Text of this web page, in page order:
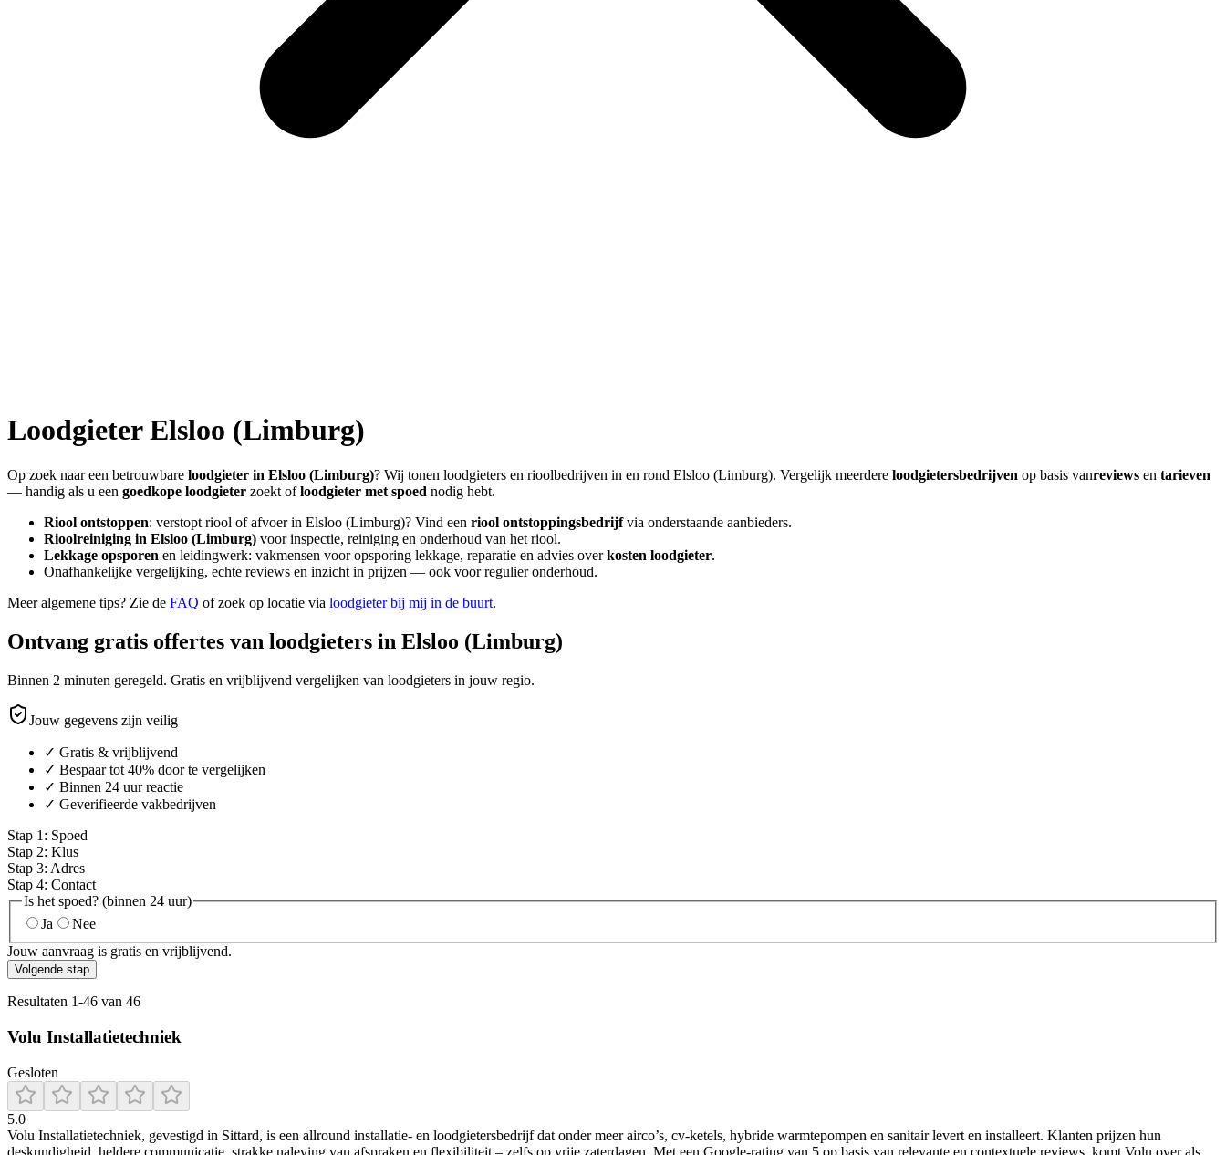
LoodgieterElsloo (Limburg)
Op zoek naar een betrouwbare loodgieter in Elsloo (Limburg)? Wij tonen loodgieters en rioolbedrijven in en rond Elsloo (Limburg). Vergelijk meerdere loodgietersbedrijven op basis vanreviews en tarieven
— handig als u een goedkope loodgieter zoekt ofloodgieter met spoed nodig hebt.
Riool ontstoppen: verstopt riool of afvoer in Elsloo (Limburg)? Vind een riool ontstoppingsbedrijfvia onderstaande aanbieders.
Rioolreiniging in Elsloo (Limburg) voor inspectie, reiniging en onderhoud van het riool.
Lekkage opsporen en leidingwerk: vakmensen voor opsporing lekkage, reparatie en advies overkosten loodgieter.
Onafhankelijke vergelijking, echte reviews en inzicht in prijzen — ook voor regulier onderhoud.
Meer algemene tips? Zie de FAQ of zoek op locatie via loodgieter bij mij in de buurt.
Ontvang gratis offertes van loodgieters in Elsloo (Limburg)
Binnen 2 minuten geregeld. Gratis en vrijblijvend vergelijken van loodgieters in jouw regio.
Jouw gegevens zijn veilig
✓ Gratis & vrijblijvend
✓ Bespaar tot 40% door te vergelijken
✓ Binnen 24 uur reactie
✓ Geverifieerde vakbedrijven
Stap 1 : Spoed
Stap 2: Klus
Stap 3: Adres
Stap 4: Contact
Is het spoed? (binnen 24 uur)
Ja
Nee
Jouw aanvraag is gratis en vrijblijvend.
Volgende stap
Resultaten 1-46 van 46
Volu Installatietechniek
Gesloten
5.0
Volu Installatietechniek, gevestigd in Sittard, is een allround installatie- en loodgietersbedrijf dat onder meer airco’s, cv-ketels, hybride warmtepompen en sanitair levert en installeert. Klanten prijzen hun
deskundigheid, heldere communicatie, strakke naleving van afspraken en flexibiliteit – zelfs op vrije zaterdagen. Met een Google-rating van 5 op basis van relevante en contextuele reviews, komt Volu over als